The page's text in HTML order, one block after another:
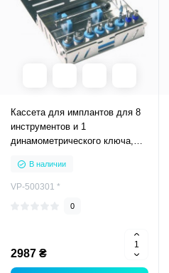
Кассета для имплантов для 8
инструментов и 1
динамометрического ключа,
В наличии
VP-500301 *
0
2987 ₴